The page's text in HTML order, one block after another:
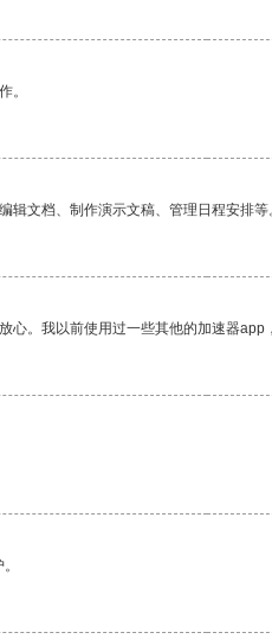
。
文档、制作演示文稿、管理日程安排等
。我以前使用过一些其他的加速器app